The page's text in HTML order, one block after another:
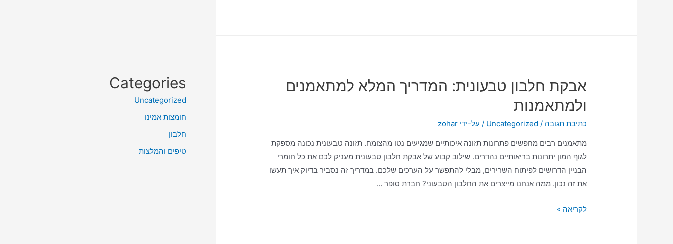
אבקת חלבון טבעונית: המדריך המלא למתאמנים
ולמתאמנות
כתיבת תגובה /
Uncategorized / על-ידי zohar
מתאמנים רבים מחפשים פתרונות תזונה איכותיים שמגיעים נטו מהצומח. תזונה טבעונית נכונה מספקת
לגוף המון יתרונות בריאותיים נהדרים. שילוב קבוע של אבקת חלבון טבעונית מעניק לכם את כל חומרי
הבניין הדרושים לפיתוח השרירים, מבלי להתפשר על הערכים שלכם. במדריך זה נסביר בדיוק איך תעשו
את זה נכון. ממה אנחנו מייצרים את החלבון הטבעוני? חברת סופר …
לקריאה »
Categories
Uncategorized
חומצות אמינו
חלבון
טיפים והמלצות